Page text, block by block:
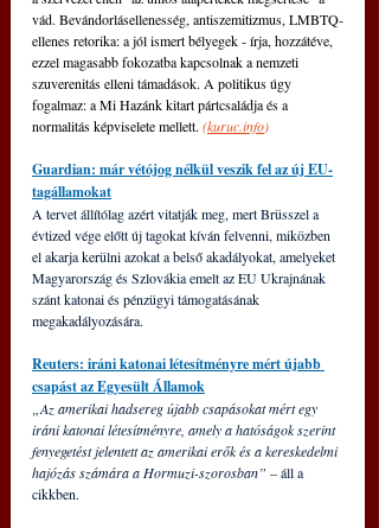
vád. Bevándorlásellenesség, antiszemitizmus, LMBTQ-
ellenes retorika: a jól ismert bélyegek - írja, hozzátéve,
ezzel magasabb fokozatba kapcsolnak a nemzeti
szuverenitás elleni támadások. A politikus úgy
fogalmaz: a Mi Hazánk kitart pártcsaládja és a
normalitás képviselete mellett. (kuruc.info)
Guardian: már vétójog nélkül veszik fel az új EU-
tagállamokat
A tervet állítólag azért vitatják meg, mert Brüsszel a
évtized vége előtt új tagokat kíván felvenni, miközben
el akarja kerülni azokat a belső akadályokat, amelyeket
Magyarország és Szlovákia emelt az EU Ukrajnának
szánt katonai és pénzügyi támogatásának
megakadályozására.
Reuters: iráni katonai létesítményre mért újabb
csapást az Egyesült Államok
„Az amerikai hadsereg újabb csapásokat mért egy
iráni katonai létesítményre, amely a hatóságok szerint
fenyegetést jelentett az amerikai erők és a kereskedelmi
hajózás számára a Hormuzi-szorosban” – áll a
cikkben.